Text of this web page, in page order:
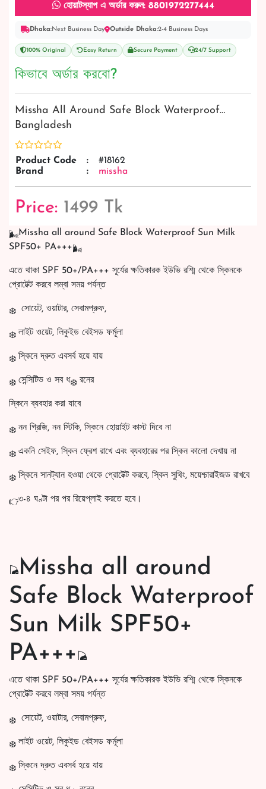
হোয়াটস্যাপ এ অর্ডার করুন: 8801972277444
Dhaka:Next Business Day Outside Dhaka:2-4 Business Days
100% Original Easy Return Secure Payment 24/7 Support
কিভাবে অর্ডার করবো?
Missha All Around Safe Block Waterproof…
Bangladesh
Product Code :
#18162
Brand
: missha
Price: 1499 Tk
Missha all around Safe Block Waterproof Sun Milk
SPF50+ PA+++
এতে থাকা SPF 50+/PA+++ সূর্যের ক্ষতিকারক ইউভি রশ্মি থেকে স্কিনকে
প্রোটেক্ট করবে লম্বা সময় পর্যন্ত
সোয়েট, ওয়াটার, সেবামপ্রুফ,
লাইট ওয়েট, লিকুইড বেইসড ফর্মূলা
স্কিনে দ্রুত এবসর্ব হয়ে যায়
সেন্সিটিভ ও সব ধ রনের
স্কিনে ব্যবহার করা যাবে
নন গ্রিজি, নন স্টিকি, স্কিনে হোয়াইট কাস্ট দিবে না
একনি সেইফ, স্কিন ফ্রেশ রাখে এবং ব্যবহারের পর স্কিন কালো দেখায় না
স্কিনে সানট্যান হওয়া থেকে প্রোটেক্ট করবে, স্কিন সুথিং, ময়েশ্চারাইজড রাখবে
৩-৪ ঘণ্টা পর পর রিয়েপ্লাই করতে হবে।
Missha all around
Safe Block Waterproof
Sun Milk SPF50+
PA+++
এতে থাকা SPF 50+/PA+++ সূর্যের ক্ষতিকারক ইউভি রশ্মি থেকে স্কিনকে
প্রোটেক্ট করবে লম্বা সময় পর্যন্ত
সোয়েট, ওয়াটার, সেবামপ্রুফ,
লাইট ওয়েট, লিকুইড বেইসড ফর্মূলা
স্কিনে দ্রুত এবসর্ব হয়ে যায়